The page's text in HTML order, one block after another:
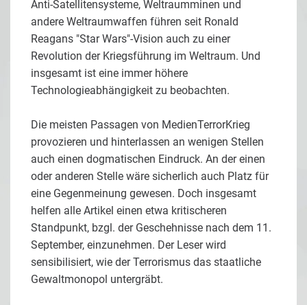
Anti-Satellitensysteme, Weltraumminen und
andere Weltraumwaffen führen seit Ronald
Reagans "Star Wars"-Vision auch zu einer
Revolution der Kriegsführung im Weltraum. Und
insgesamt ist eine immer höhere
Technologieabhängigkeit zu beobachten.
Die meisten Passagen von MedienTerrorKrieg
provozieren und hinterlassen an wenigen Stellen
auch einen dogmatischen Eindruck. An der einen
oder anderen Stelle wäre sicherlich auch Platz für
eine Gegenmeinung gewesen. Doch insgesamt
helfen alle Artikel einen etwa kritischeren
Standpunkt, bzgl. der Geschehnisse nach dem 11.
September, einzunehmen. Der Leser wird
sensibilisiert, wie der Terrorismus das staatliche
Gewaltmonopol untergräbt.